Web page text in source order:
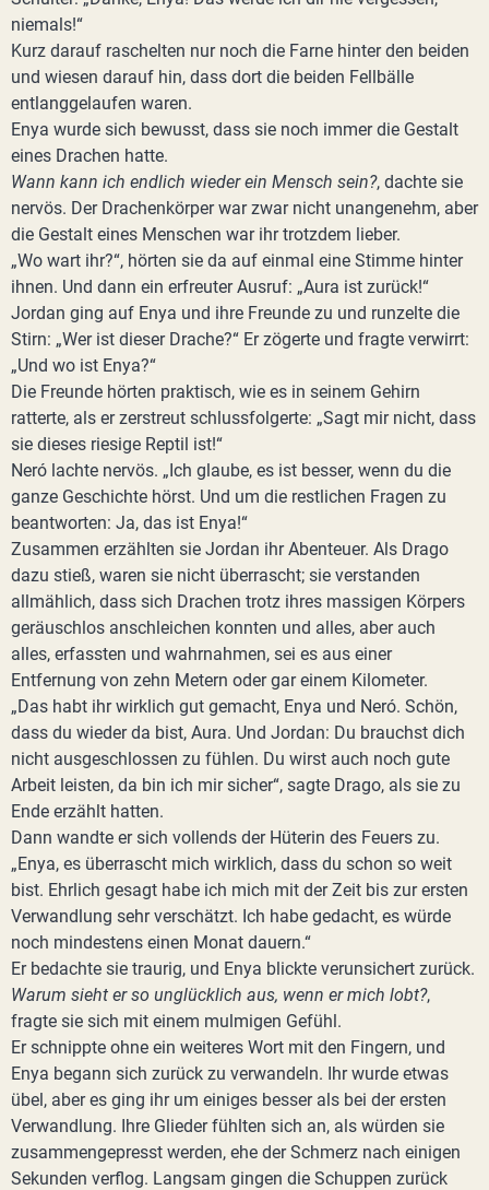
niemals!“
Kurz darauf raschelten nur noch die Farne hinter den beiden
und wiesen darauf hin, dass dort die beiden Fellbälle
entlanggelaufen waren.
Enya wurde sich bewusst, dass sie noch immer die Gestalt
eines Drachen hatte.
Wann kann ich endlich wieder ein Mensch sein?, dachte sie
nervös. Der Drachenkörper war zwar nicht unangenehm, aber
die Gestalt eines Menschen war ihr trotzdem lieber.
„Wo wart ihr?“, hörten sie da auf einmal eine Stimme hinter
ihnen. Und dann ein erfreuter Ausruf: „Aura ist zurück!“
Jordan ging auf Enya und ihre Freunde zu und runzelte die
Stirn: „Wer ist dieser Drache?“ Er zögerte und fragte verwirrt:
„Und wo ist Enya?“
Die Freunde hörten praktisch, wie es in seinem Gehirn
ratterte, als er zerstreut schlussfolgerte: „Sagt mir nicht, dass
sie dieses riesige Reptil ist!“
Neró lachte nervös. „Ich glaube, es ist besser, wenn du die
ganze Geschichte hörst. Und um die restlichen Fragen zu
beantworten: Ja, das ist Enya!“
Zusammen erzählten sie Jordan ihr Abenteuer. Als Drago
dazu stieß, waren sie nicht überrascht; sie verstanden
allmählich, dass sich Drachen trotz ihres massigen Körpers
geräuschlos anschleichen konnten und alles, aber auch
alles, erfassten und wahrnahmen, sei es aus einer
Entfernung von zehn Metern oder gar einem Kilometer.
„Das habt ihr wirklich gut gemacht, Enya und Neró. Schön,
dass du wieder da bist, Aura. Und Jordan: Du brauchst dich
nicht ausgeschlossen zu fühlen. Du wirst auch noch gute
Arbeit leisten, da bin ich mir sicher“, sagte Drago, als sie zu
Ende erzählt hatten.
Dann wandte er sich vollends der Hüterin des Feuers zu.
„Enya, es überrascht mich wirklich, dass du schon so weit
bist. Ehrlich gesagt habe ich mich mit der Zeit bis zur ersten
Verwandlung sehr verschätzt. Ich habe gedacht, es würde
noch mindestens einen Monat dauern.“
Er bedachte sie traurig, und Enya blickte verunsichert zurück.
Warum sieht er so unglücklich aus, wenn er mich lobt?,
fragte sie sich mit einem mulmigen Gefühl.
Er schnippte ohne ein weiteres Wort mit den Fingern, und
Enya begann sich zurück zu verwandeln. Ihr wurde etwas
übel, aber es ging ihr um einiges besser als bei der ersten
Verwandlung. Ihre Glieder fühlten sich an, als würden sie
zusammengepresst werden, ehe der Schmerz nach einigen
Sekunden verflog. Langsam gingen die Schuppen zurück